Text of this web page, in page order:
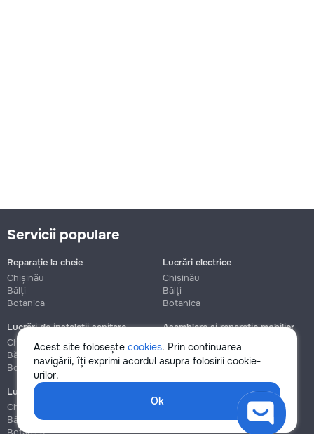
Acest site folosește cookies. Prin continuarea
navigării, îți exprimi acordul asupra folosirii cookie-
urilor.
Ok
Servicii populare
Reparație la cheie
Chișinău
Bălți
Botanica
Lucrări electrice
Chișinău
Bălți
Botanica
Lucrări de instalații sanitare
Chișinău
Bălți
Botanica
Asamblare și reparație mobilier
Chișinău
Botanica
Lucrări de construcție și instalare
Chișinău
Bălți